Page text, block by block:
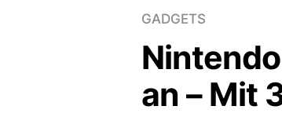
GADGETS
an – Mit